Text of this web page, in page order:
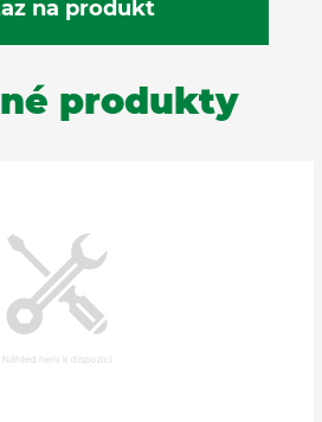
produkty